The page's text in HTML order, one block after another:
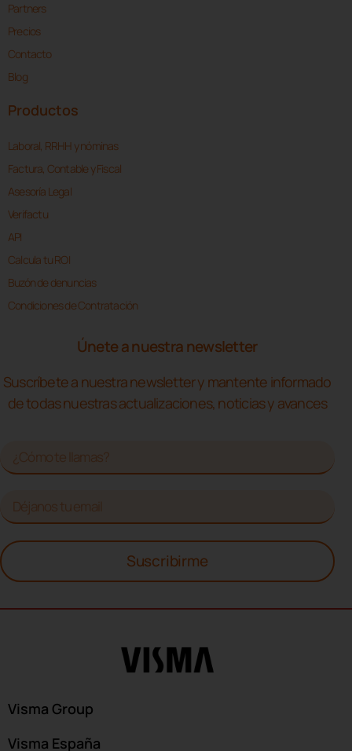
Partners
Precios
Contacto
Blog
Productos
Laboral, RRHH y nóminas
Factura, Contable y Fiscal
Asesoría Legal
Verifactu
API
Calcula tu ROI
Buzón de denuncias
Condiciones de Contratación
Únete a nuestra newsletter
Suscríbete a nuestra newsletter y mantente informado
de todas nuestras actualizaciones, noticias y avances
Suscribirme
Visma Group
Visma España